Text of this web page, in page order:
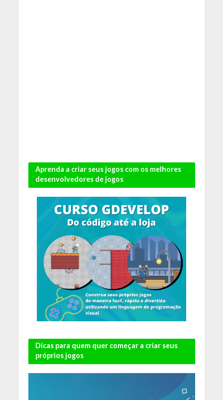
Aprenda a criar seus jogos com os melhores
desenvolvedores de jogos
Dicas para quem quer começar a criar seus
próprios jogos